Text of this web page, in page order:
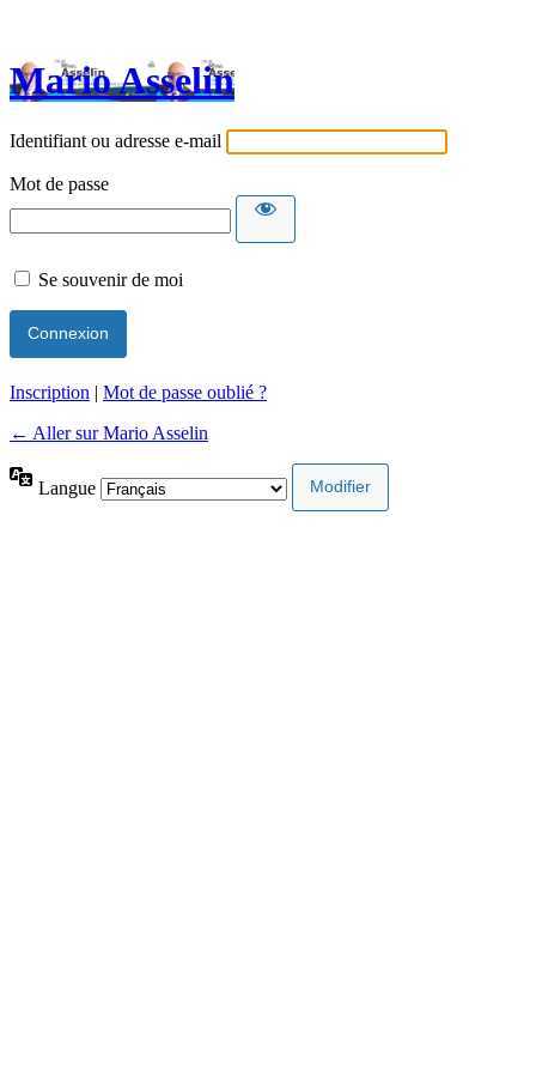
Mario Asselin
Identifiant ou adresse e-mail
Mot de passe
Se souvenir de moi
Inscription | Mot de passe oublié ?
← Aller sur Mario Asselin
Langue